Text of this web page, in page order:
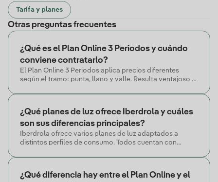
Tarifa y planes
Otras preguntas frecuentes
¿Qué es el Plan Online 3 Periodos y cuándo
conviene contratarlo?
El Plan Online 3 Periodos aplica precios diferentes
según el tramo: punta, llano y valle. Resulta ventajoso si
¿Qué planes de luz ofrece Iberdrola y cuáles
son sus diferencias principales?
Iberdrola ofrece varios planes de luz adaptados a
distintos perfiles de consumo. Todos cuentan con
¿Qué diferencia hay entre el Plan Online y el